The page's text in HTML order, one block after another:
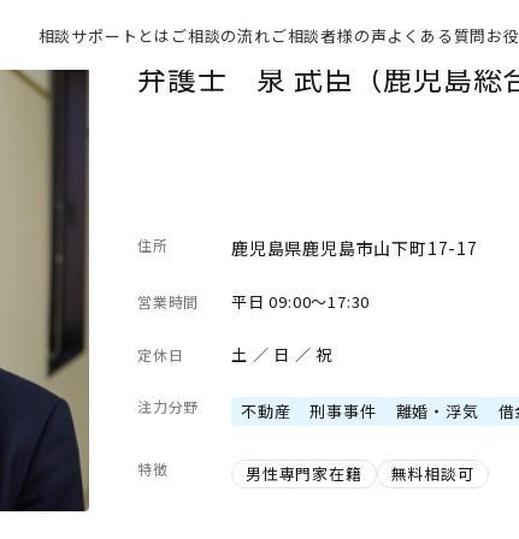
相談サポートとは ご相談の流れご相談者様の声よくある質問お
弁護士 泉 武臣（鹿児島総
住所 鹿児島県鹿児島市山下町17-17
営業時間 平日 09:00～17:30
定休日 土 ／ 日 ／ 祝
注力分野 不動産 刑事事件 離婚・浮気 借
特徴 男性専門家在籍 無料相談可